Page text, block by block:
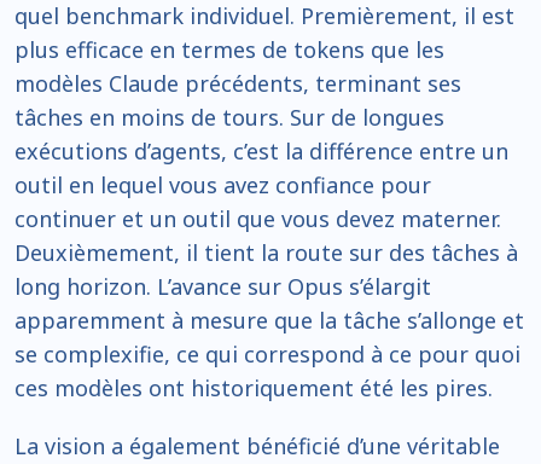
quel benchmark individuel. Premièrement, il est
plus efficace en termes de tokens que les
modèles Claude précédents, terminant ses
tâches en moins de tours. Sur de longues
exécutions d’agents, c’est la différence entre un
outil en lequel vous avez confiance pour
continuer et un outil que vous devez materner.
Deuxièmement, il tient la route sur des tâches à
long horizon. L’avance sur Opus s’élargit
apparemment à mesure que la tâche s’allonge et
se complexifie, ce qui correspond à ce pour quoi
ces modèles ont historiquement été les pires.
La vision a également bénéficié d’une véritable